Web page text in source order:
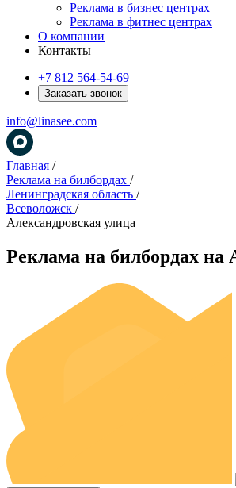
Реклама в бизнес центрах
Реклама в фитнес центрах
О компании
Контакты
+7 812 564-54-69
Заказать звонок
info@linasee.com
Главная /
Реклама на билбордах /
Ленинградская область /
Всеволожск /
Александровская улица
Реклама на билбордах на